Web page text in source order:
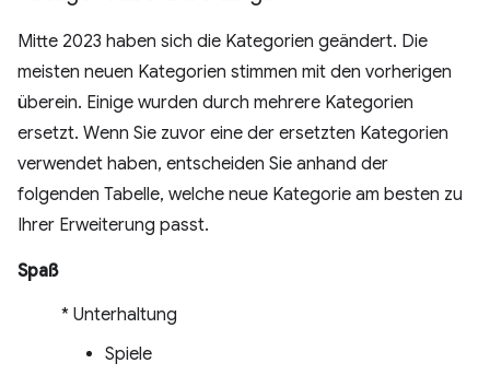
Mitte 2023 haben sich die Kategorien geändert. Die
meisten neuen Kategorien stimmen mit den vorherigen
überein. Einige wurden durch mehrere Kategorien
ersetzt. Wenn Sie zuvor eine der ersetzten Kategorien
verwendet haben, entscheiden Sie anhand der
folgenden Tabelle, welche neue Kategorie am besten zu
Ihrer Erweiterung passt.
Spaß
* Unterhaltung
Spiele